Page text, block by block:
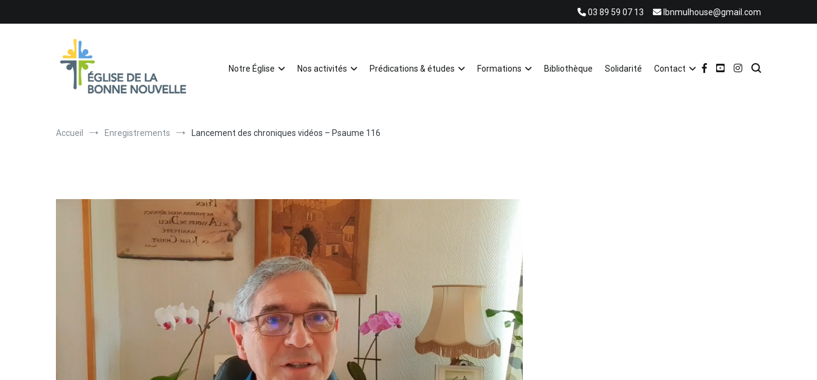
03 89 59 07 13 lbnmulhouse@gmail.com
Notre Église Nos activités Prédications & études Formations Bibliothèque Solidarité Contact
Accueil Enregistrements Lancement des chroniques vidéos – Psaume 116